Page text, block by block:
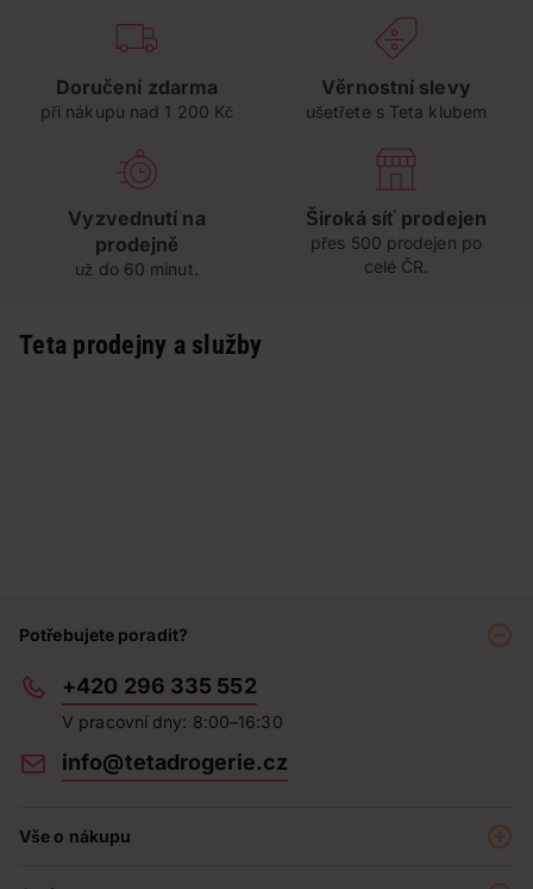
Doručení zdarma
při nákupu nad 1 200 Kč
Věrnostní slevy
ušetřete s Teta klubem
Vyzvednutí na
prodejně
už do 60 minut.
Široká síť prodejen
přes 500 prodejen po
celé ČR.
Teta prodejny a služby
Potřebujete poradit?
+420 296 335 552
V pracovní dny: 8:00–16:30
info@tetadrogerie.cz
Vše o nákupu